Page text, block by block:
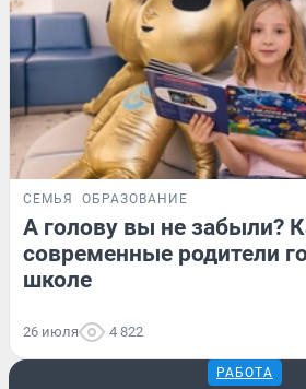
СЕМЬЯ ОБРАЗОВАНИЕ
А голову вы не забыли?
современные родители
школе
26 июля 4 822
РАБОТА